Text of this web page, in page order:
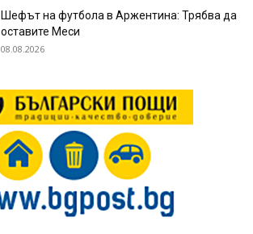
Шефът на футбола в Аржентина: Трябва да
оставите Меси
08.08.2026